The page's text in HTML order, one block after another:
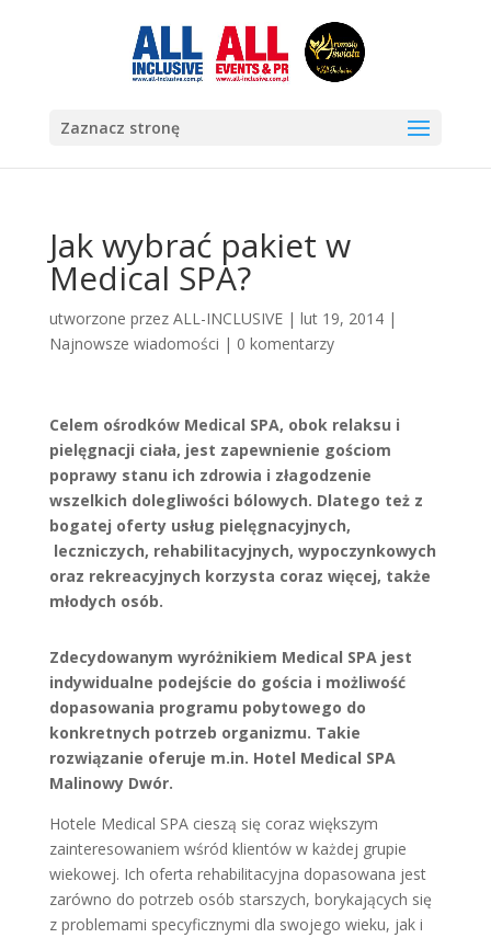
Zaznacz stronę
Jak wybrać pakiet w
Medical SPA?
utworzone przez ALL-INCLUSIVE| lut 19, 2014|
Najnowsze wiadomości | 0 komentarzy
Celem ośrodków Medical SPA, obok relaksu i
pielęgnacji ciała, jest zapewnienie gościom
poprawy stanu ich zdrowia i złagodzenie
wszelkich dolegliwości bólowych. Dlatego też z
bogatej oferty usług pielęgnacyjnych,
leczniczych, rehabilitacyjnych, wypoczynkowych
oraz rekreacyjnych korzysta coraz więcej, także
młodych osób.
Zdecydowanym wyróżnikiem Medical SPA jest
indywidualne podejście do gościa i możliwość
dopasowania programu pobytowego do
konkretnych potrzeb organizmu. Takie
rozwiązanie oferuje m.in. Hotel Medical SPA
Malinowy Dwór.
Hotele Medical SPA cieszą się coraz większym
zainteresowaniem wśród klientów w każdej grupie
wiekowej. Ich oferta rehabilitacyjna dopasowana jest
zarówno do potrzeb osób starszych, borykających się
z problemami specyficznymi dla swojego wieku, jak i